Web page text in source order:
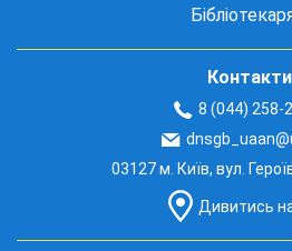
Контакти
8 (044) 258-
03127 м. Київ, вул.
Дивитись